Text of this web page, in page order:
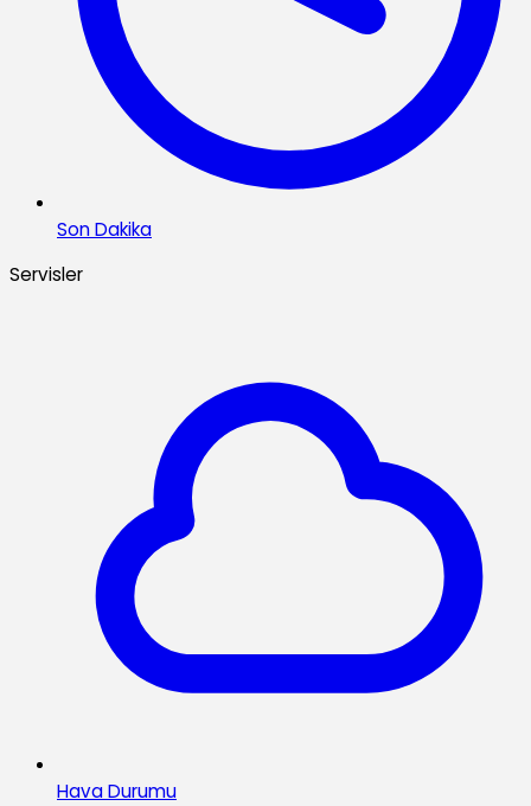
Son Dakika
Servisler
Hava Durumu